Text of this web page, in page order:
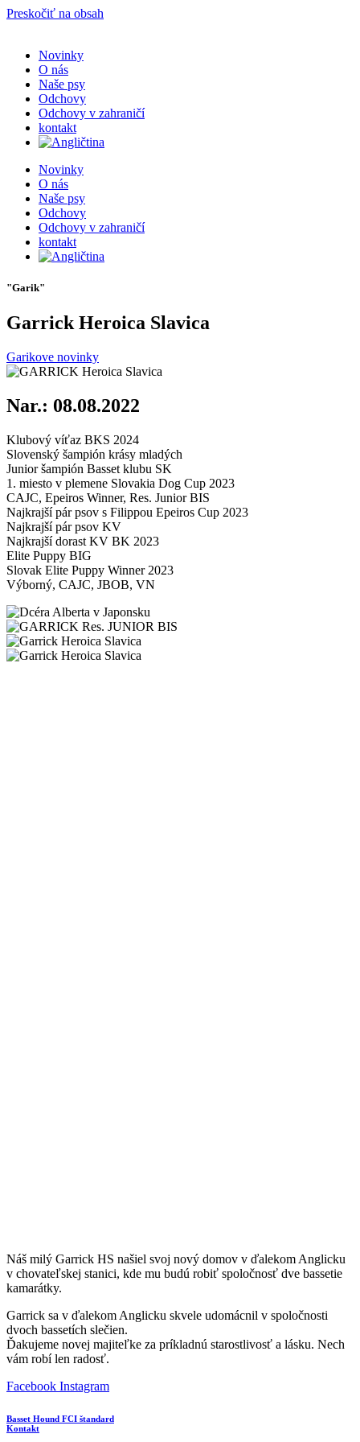
Preskočiť na obsah
Novinky
O nás
Naše psy
Odchovy
Odchovy v zahraničí
kontakt
Novinky
O nás
Naše psy
Odchovy
Odchovy v zahraničí
kontakt
"Garik"
Garrick Heroica Slavica
Garikove novinky
Nar.: 08.08.2022
Klubový víťaz BKS 2024
Slovenský šampión krásy mladých
Junior šampión Basset klubu SK
1. miesto v plemene Slovakia Dog Cup 2023
CAJC, Epeiros Winner, Res. Junior BIS
Najkrajší pár psov s Filippou Epeiros Cup 2023
Najkrajší pár psov KV
Najkrajší dorast KV BK 2023
Elite Puppy BIG
Slovak Elite Puppy Winner 2023
Výborný, CAJC, JBOB, VN
Náš milý Garrick HS našiel svoj nový domov v ďalekom Anglicku
v chovateľskej stanici, kde mu budú robiť spoločnosť dve bassetie
kamarátky.
Garrick sa v ďalekom Anglicku skvele udomácnil v spoločnosti
dvoch bassetích slečien.
Ďakujeme novej majiteľke za príkladnú starostlivosť a lásku. Nech
vám robí len radosť.
Facebook Instagram
Basset Hound FCI štandard
Kontakt